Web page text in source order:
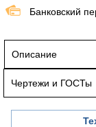
Банковский
Описание
Чертежи и ГОСТы